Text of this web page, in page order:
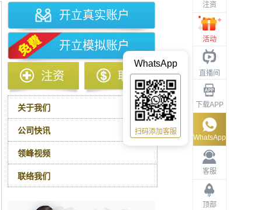
注资
活动
直播间
下载APP
客服
顶部
WhatsApp
WhatsApp
扫码添加客服
开立真实账户
开立模拟账户
注资 取款
关于我们
公司快讯
领峰视频
联络我们